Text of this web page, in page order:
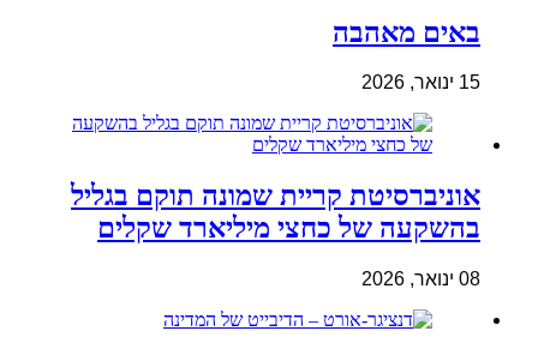
באים מאהבה
15 ינואר, 2026
אוניברסיטת קריית שמונה תוקם בגליל
בהשקעה של כחצי מיליארד שקלים
08 ינואר, 2026